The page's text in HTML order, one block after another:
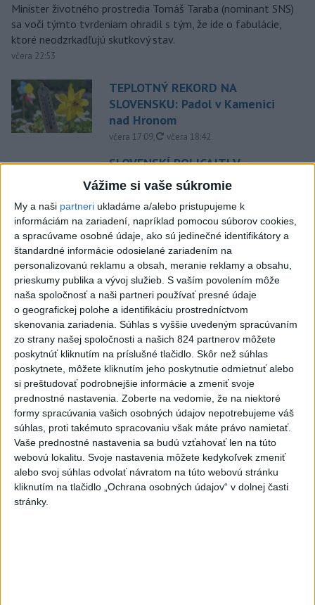
Vážime si vaše súkromie
My a naši partneri ukladáme a/alebo pristupujeme k
informáciám na zariadení, napríklad pomocou súborov cookies,
a spracúvame osobné údaje, ako sú jedinečné identifikátory a
štandardné informácie odosielané zariadením na
personalizovanú reklamu a obsah, meranie reklamy a obsahu,
prieskumy publika a vývoj služieb. S vaším povolením môže
naša spoločnosť a naši partneri používať presné údaje
o geografickej polohe a identifikáciu prostredníctvom
skenovania zariadenia. Súhlas s vyššie uvedeným spracúvaním
zo strany našej spoločnosti a našich 824 partnerov môžete
poskytnúť kliknutím na príslušné tlačidlo. Skôr než súhlas
poskytnete, môžete kliknutím jeho poskytnutie odmietnuť alebo
si preštudovať podrobnejšie informácie a zmeniť svoje
prednostné nastavenia. Zoberte na vedomie, že na niektoré
formy spracúvania vašich osobných údajov nepotrebujeme váš
súhlas, proti takémuto spracovaniu však máte právo namietať.
Vaše prednostné nastavenia sa budú vzťahovať len na túto
webovú lokalitu. Svoje nastavenia môžete kedykoľvek zmeniť
alebo svoj súhlas odvolať návratom na túto webovú stránku
kliknutím na tlačidlo „Ochrana osobných údajov“ v dolnej časti
stránky.
Minister životného prostredia Tomáš Taraba (nominant SNS)
sa voči týmto tvrdeniam ohradil s tým, že ide o fabulácie,
ktoré neodzrkadľujú skutkový stav.
včera 22:53
TEPLOTNÝ REKORD NA
SLOVENSKU: Padol v Kamenici
nad Hronom
včera 17:09, aktualizované
včera 18:42
SLOVENSKÍ POLICAJTI V
CHORVÁTSKU: Pomáhali i pri
podvode s ubytovaním
včera 19:21
Dron s výbušninami na letisku
Lipsko/Halle: Spustili
vyšetrovanie
včera 21:29
ZRÁŽKA VLAKU S AUTOM V
LOZORNE: Rušňovodič jej už
nedokázal zabrániť
včera 20:05
Pri sobotňajšom výbuchu v
Moskve údajne zahynul aj zať
generála Čajka
včera 18:55
V Kolumbii zachránili mláďa
zatúlaného hrocha z
Escobarovho stáda